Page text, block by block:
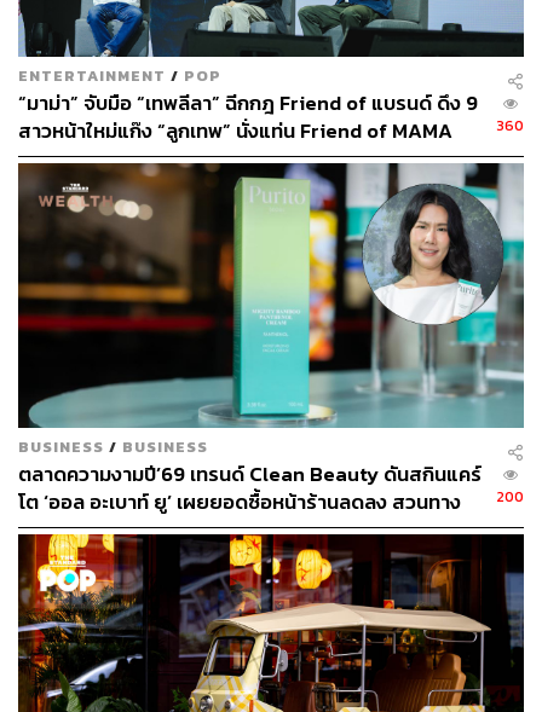
304
ABOUT THE AUTHOR
จิรันธนิน กมลเลิศ
Content Creator ประจำ THE STANDARD
WEALTH
ENTERTAINMENT / POP
“มาม่า” จับมือ “เทพลีลา” ฉีกกฎ Friend of แบรนด์ ดึง 9
สาวหน้าใหม่แก๊ง “ลูกเทพ” นั่งแท่น Friend of MAMA
เจาะอินไซต์ Gen Z
360
BUSINESS / BUSINESS
ตลาดความงามปี’69 เทรนด์ Clean Beauty ดันสกินแคร์
โต ‘ออล อะเบาท์ ยู’ เผยยอดซื้อหน้าร้านลดลง สวนทาง
ช่องทางออนไลน์โตกระฉูด
200